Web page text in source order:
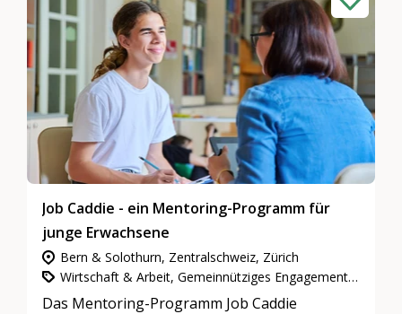
Job Caddie - ein Mentoring-Programm für
junge Erwachsene
Bern & Solothurn, Zentralschweiz, Zürich
Wirtschaft & Arbeit, Gemeinnütziges Engagement, Mentoring
Das Mentoring-Programm Job Caddie